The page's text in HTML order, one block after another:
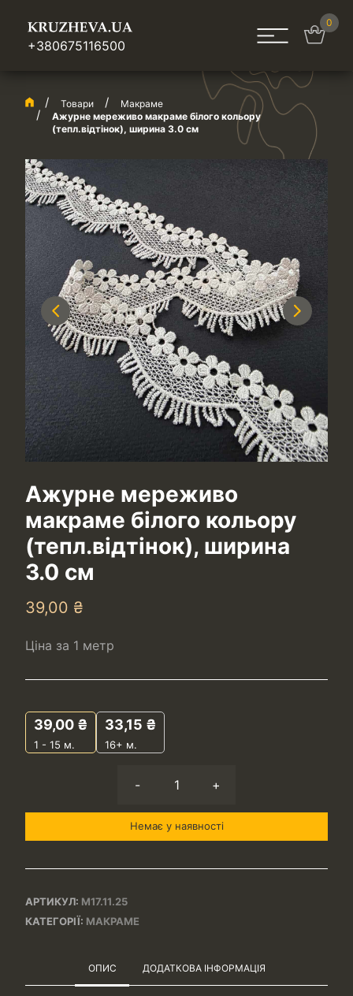
+380675116500
0
Товари
Макраме
Ажурне мереживо макраме білого кольору
(тепл.відтінок), ширина 3.0 см
Previous Next
Ажурне мереживо
макраме білого кольору
(тепл.відтінок), ширина
3.0 см
39,00 ₴
Ціна за 1 метр
39,00 ₴
1 - 15 м.
33,15 ₴
16+ м.
- +
Немає у наявності
АРТИКУЛ: М17.11.25
КАТЕГОРІЇ: МАКРАМЕ
ОПИС ДОДАТКОВА ІНФОРМАЦІЯ